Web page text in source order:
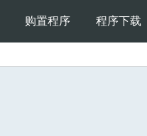
购置程序 程序下载